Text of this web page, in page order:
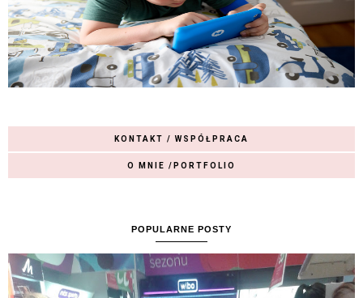
KONTAKT / WSPÓŁPRACA
O MNIE /PORTFOLIO
POPULARNE POSTY